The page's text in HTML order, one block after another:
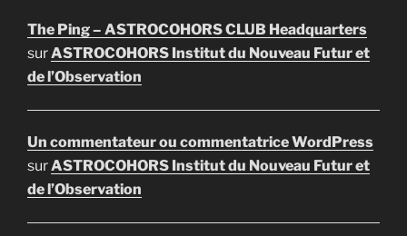
The Ping – ASTROCOHORS CLUB Headquarters
surASTROCOHORS Institut du Nouveau Futur et
de l’Observation
Un commentateur ou commentatrice WordPress
surASTROCOHORS Institut du Nouveau Futur et
de l’Observation